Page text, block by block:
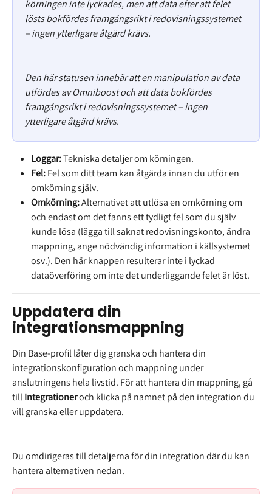
körningen inte lyckades, men att data efter att felet
lösts bokfördes framgångsrikt i redovisningssystemet
– ingen ytterligare åtgärd krävs.
Den här statusen innebär att en manipulation av data
utfördes av Omniboost och att data bokfördes
framgångsrikt i redovisningssystemet – ingen
ytterligare åtgärd krävs.
Loggar: Tekniska detaljer om körningen.
Fel: Fel som ditt team kan åtgärda innan du utför en
omkörning själv.
Omkörning: Alternativet att utlösa en omkörning om
och endast om det fanns ett tydligt fel som du själv
kunde lösa (lägga till saknat redovisningskonto, ändra
mappning, ange nödvändig information i källsystemet
osv.). Den här knappen resulterar inte i lyckad
dataöverföring om inte det underliggande felet är löst.
Uppdatera din
integrationsmappning
Din Base-profil låter dig granska och hantera din
integrationskonfiguration och mappning under
anslutningens hela livstid. För att hantera din mappning, gå
till Integrationer och klicka på namnet på den integration du
vill granska eller uppdatera.
Du omdirigeras till detaljerna för din integration där du kan
hantera alternativen nedan.